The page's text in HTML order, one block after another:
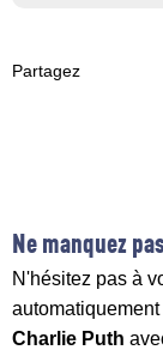
Partagez
Ne manquez
N'hésitez pas à
Charlie Puth